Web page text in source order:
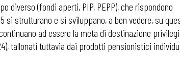
diverso (fondi aperti, PIP, PEPP), che rispondono
si strutturano e si sviluppano, a ben vedere, su
ad essere la meta di destinazione
tallonati tuttavia dai prodotti pensionistici